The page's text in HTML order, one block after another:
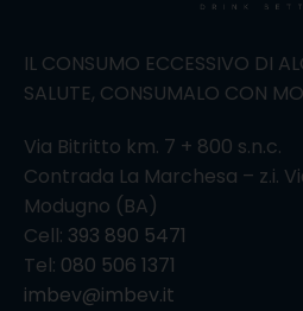
IL CONSUMO ECCESSIVO DI
SALUTE, CONSUMALO CON
Via Bitritto km. 7 + 800 s.n.c.
Contrada La Marchesa – z.i.
Modugno (BA)
Cell: 393 890 5471
Tel: 080 506 1371
imbev@imbev.it